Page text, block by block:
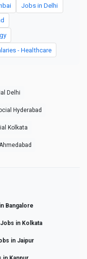
Jobs in Delhi
- Healthcare
Delhi
Hyderabad
Kolkata
Bangalore
Jobs in Kolkata
in Jaipur